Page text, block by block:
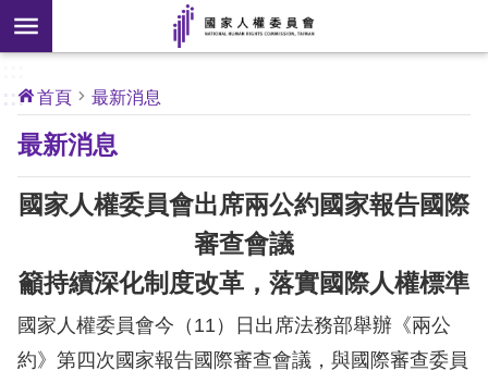
前往主要內容區塊
搜
尋
開
新
]
核
心
人
權
公
約
於
本
會
:::
首頁 最新消息
最新消息
國家人權委員會出席兩公約國家報告國際
審查會議
籲持續深化制度改革，落實國際人權標準
國家人權委員會今（11）日出席法務部舉辦《兩公
約》第四次國家報告國際審查會議，與國際審查委員